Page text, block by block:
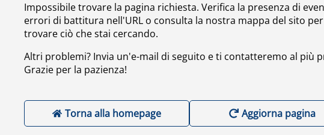
Impossibile trovare la pagina richiesta. Verifica la presenza di
errori di battitura nell'URL o consulta la nostra mappa del sito per
trovare ciò che stai cercando.
Altri problemi? Invia un'e-mail di seguito e ti contatteremo al più
Grazie per la pazienza!
Torna alla homepage Aggiorna pagina